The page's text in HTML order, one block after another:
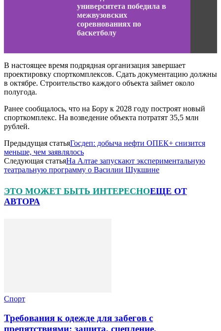
университета победила в
межвузовских
соревнованиях по
баскетболу
В настоящее время подрядная организация завершает
проектировку спорткомплексов. Сдать документацию должны
в октябре. Строительство каждого объекта займет около
полугода.
Ранее сообщалось, что на Бору к 2028 году построят новый
спорткомплекс. На возведение объекта потратят 35,5 млн
рублей.
Предыдущая статьяГосдеп: добыча нефти ОПЕК+ снизится
меньше, чем заявлялось
Следующая статьяНа Алтае запускают экспериментальную
театральную программу о Василии Шукшине
ЭТО МОЖЕТ БЫТЬ ИНТЕРЕСНОЕЩЕ ОТ
АВТОРА
Спорт
Требования к одежде для забегов с
препятствиями: защита, сцепление,